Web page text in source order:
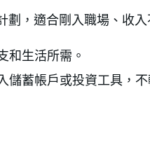
，適合剛入職場、收
和生活所需。
儲蓄帳戶或投資工具，不